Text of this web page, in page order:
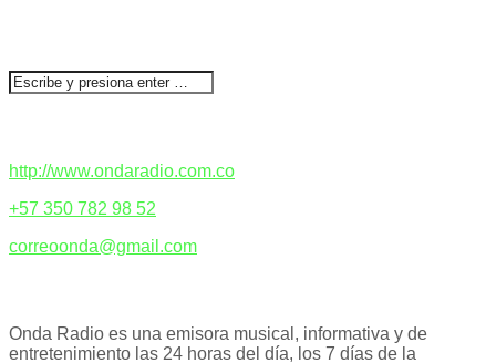
http://www.ondaradio.com.co
+57 350 782 98 52
correoonda@gmail.com
Onda Radio es una emisora musical, informativa y de
entretenimiento las 24 horas del día, los 7 días de la